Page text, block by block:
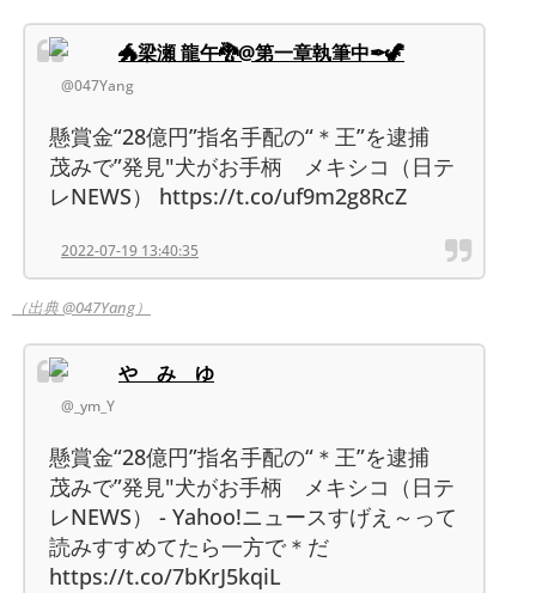
🐲梁瀬 龍午🐉@第一章執筆中✒🦖
@047Yang
懸賞金“28億円”指名手配の“＊王”を逮捕
茂みで”発見"犬がお手柄 メキシコ（日テ
レNEWS） https://t.co/uf9m2g8RcZ
2022-07-19 13:40:35
（出典 @047Yang）
や み ゆ
@_ym_Y
懸賞金“28億円”指名手配の“＊王”を逮捕
茂みで”発見"犬がお手柄 メキシコ（日テ
レNEWS） - Yahoo!ニュースすげえ～って
読みすすめてたら一方で＊だ
https://t.co/7bKrJ5kqiL